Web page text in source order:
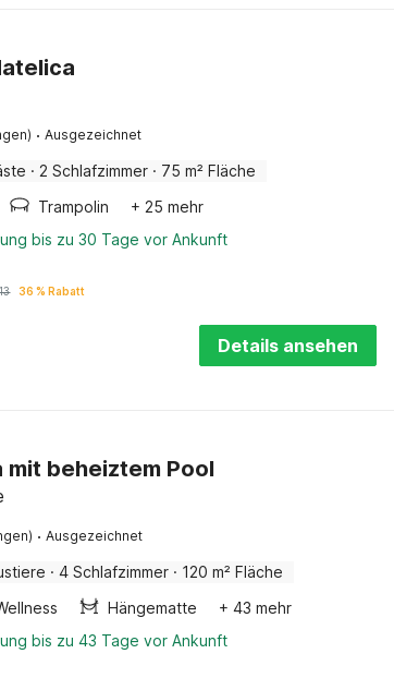
· Ausgezeichnet
· 2 Schlafzimmer · 75 m² Fläche
Trampolin
+ 25 mehr
bis zu 30 Tage vor Ankunft
36 % Rabatt
Details ansehen
mit beheiztem Pool
· Ausgezeichnet
· 4 Schlafzimmer · 120 m² Fläche
Hängematte
+ 43 mehr
bis zu 43 Tage vor Ankunft